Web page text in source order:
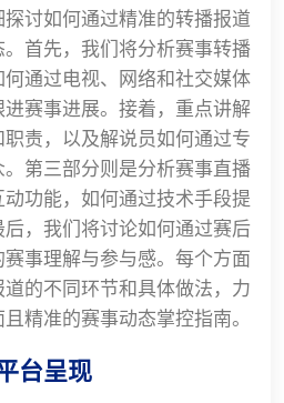
讨如何通过精准的转播报道
首先，我们将分析赛事转播
通过电视、网络和社交媒体
赛事进展。接着，重点讲解
责，以及解说员如何通过专
第三部分则是分析赛事直播
功能，如何通过技术手段提
，我们将讨论如何通过赛后
事理解与参与感。每个方面
的不同环节和具体做法，力
精准的赛事动态掌控指南。
台呈现